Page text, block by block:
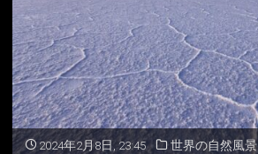
ボ
リ
ビ
ア
2024年2月8日, 23:45 世界の自然風景